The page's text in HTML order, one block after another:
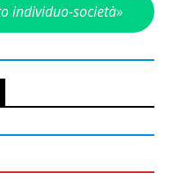
individuo-società»